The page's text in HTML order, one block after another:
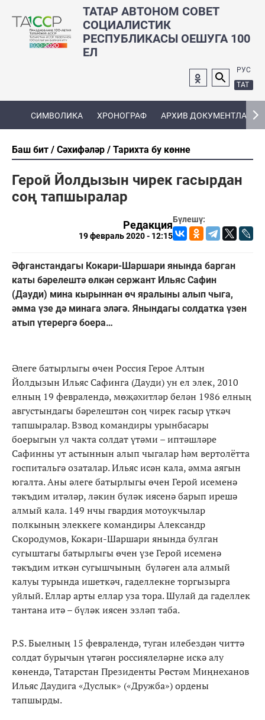
ТАТАР АВТОНОМ СОВЕТ
СОЦИАЛИСТИК
РЕСПУБЛИКАСЫ ОЕШУГА 100
ЕЛ
РУС
ТАТ
СИМВОЛИКА ХРОНОГРАФ АРХИВ ДОКУМЕНТЛАРЫ
Баш бит Сәхифәләр Тарихта бу көнне
Герой Йолдызын чирек гасырдан
соң тапшыралар
Бүлешү:
Редакция
19 февраль 2020 - 12:15
Әфганстандагы Кокари-Шаршари янында барган
каты бәрелештә өлкән сержант Ильяс Сафин
(Дауди) мина кырыннан өч яралыны алып чыга,
әмма үзе дә минага эләгә. Янындагы солдатка үзен
атып үтерергә боера…
Әлеге батырлыгы өчен Россия Герое Алтын
Йолдызын Ильяс Сафинга (Дауди) ун ел элек, 2010
елның 19 февралендә, мөҗәхитләр белән 1986 елның
августындагы бәрелештән соң чирек гасыр үткәч
тапшыралар. Взвод командиры урынбасары
боерыгын ул чакта солдат үтәми – иптәшләре
Сафинны ут астыннын алып чыгалар һәм вертолётта
госпитальгә озаталар. Ильяс исән кала, әмма аягын
югалта. Аны әлеге батырлыгы өчен Герой исеменә
тәкъдим итәләр, ләкин бүләк иясенә барып ирешә
алмый кала. 149 нчы гвардия мотоукчылар
полкының элеккеге командиры Александр
Скородумов, Кокари-Шаршари янында булган
сугыштагы батырлыгы өчен үзе Герой исеменә
тәкъдим иткән сугышчының бүләген ала алмый
калуы турында ишеткәч, гаделлекне торгызырга
уйлый. Еллар арты еллар уза тора. Шулай да гаделлек
тантана итә – бүләк иясен эзләп таба.
P.S. Быелның 15 февралендә, туган илебездән читтә
солдат бурычын үтәгән россиялеләрне искә алу
көнендә, Татарстан Президенты Рөстәм Миңнеханов
Ильяс Даудига «Дуслык» («Дружба») ордены
тапшырды.